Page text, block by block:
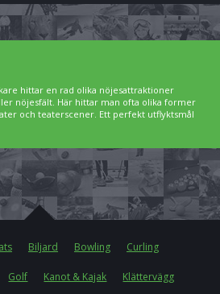
hittar en rad olika nöjesattraktioner
nöjesfält. Här hittar man ofta olika former
och teaterscener. Ett perfekt utflyktsmål
Biljard Bowling Curling
Golf Kanot & Kajak Klättervägg